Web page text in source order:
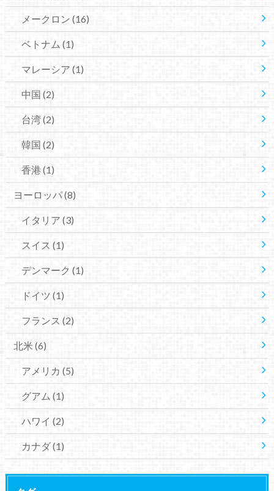
メークロン (16)
ベトナム (1)
マレーシア (1)
中国 (2)
台湾(2)
韓国 (2)
香港 (1)
ヨーロッパ(8)
イタリア (3)
スイス (1)
デンマーク (1)
ドイツ (1)
フランス (2)
北米 (6)
アメリカ (5)
グアム (1)
ハワイ (2)
カナダ(1)